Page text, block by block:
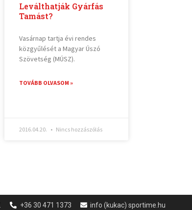
Leválthatják Gyárfás
Tamást?
Vasárnap tartja évi rendes
közgyűlését a Magyar Úszó
Szövetség (MÚSZ).
TOVÁBB OLVASOM »
2016.04.20. Nincs hozzászólás
+36 30 471 1373 info (kukac) sportime.hu